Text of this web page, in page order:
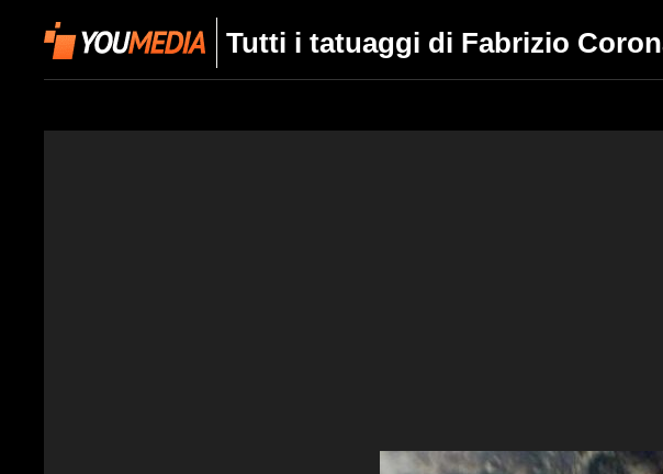
Tutti i tatuaggi di Fabrizio